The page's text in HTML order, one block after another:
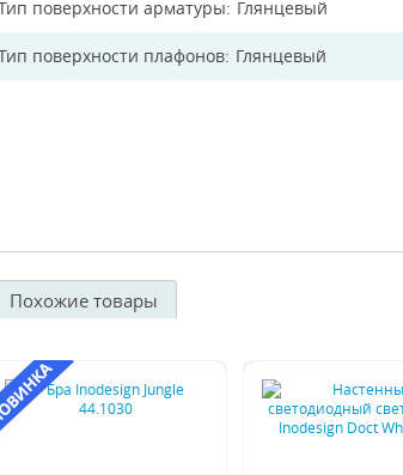
поверхности арматуры Глянцевый
поверхности плафонов Глянцевый
Похожие товары